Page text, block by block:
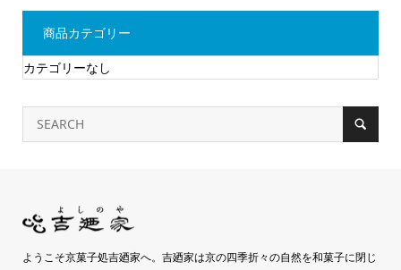
商品カテゴリー
カテゴリーなし
ようこそ京菓子処吉廼家へ。吉廼家は京の四季折々の自然を和菓子に閉じ